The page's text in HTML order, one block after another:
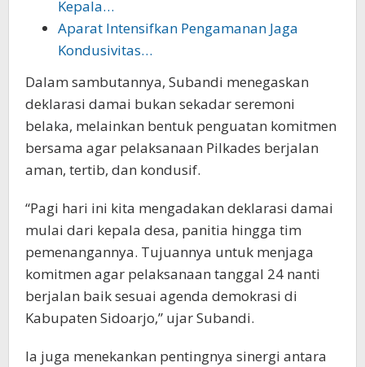
Kepala…
Aparat Intensifkan Pengamanan Jaga
Kondusivitas…
Dalam sambutannya, Subandi menegaskan
deklarasi damai bukan sekadar seremoni
belaka, melainkan bentuk penguatan komitmen
bersama agar pelaksanaan Pilkades berjalan
aman, tertib, dan kondusif.
“Pagi hari ini kita mengadakan deklarasi damai
mulai dari kepala desa, panitia hingga tim
pemenangannya. Tujuannya untuk menjaga
komitmen agar pelaksanaan tanggal 24 nanti
berjalan baik sesuai agenda demokrasi di
Kabupaten Sidoarjo,” ujar Subandi.
Ia juga menekankan pentingnya sinergi antara